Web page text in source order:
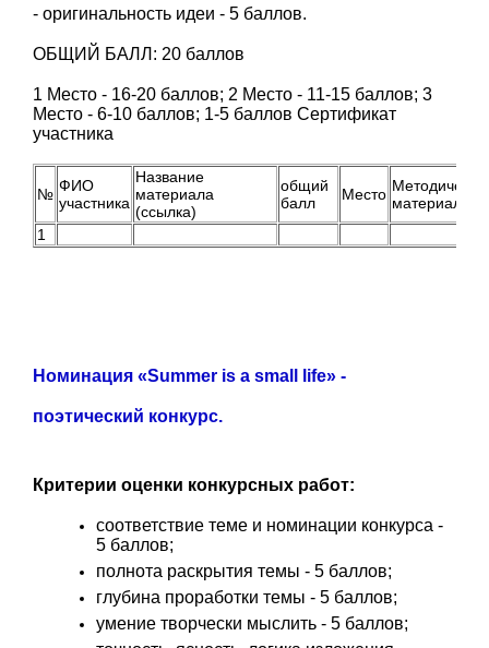
- оригинальность идеи - 5 баллов.
ОБЩИЙ БАЛЛ: 20 баллов
1 Место - 16-20 баллов; 2 Место - 11-15 баллов; 3
Место - 6-10 баллов; 1-5 баллов Сертификат
участника
№ ФИО
участника
Название
материала
(ссылка)
общий
балл
Место материалы
1
Номинация «Summer is a small life» -
поэтический конкурс.
Критерии оценки конкурсных работ:
соответствие теме и номинации конкурса -
5 баллов;
полнота раскрытия темы - 5 баллов;
глубина проработки темы - 5 баллов;
умение творчески мыслить - 5 баллов;